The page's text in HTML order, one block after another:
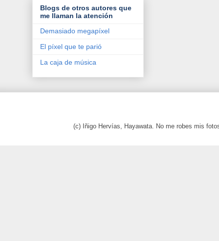
Blogs de otros autores que
me llaman la atención
Demasiado megapíxel
El píxel que te parió
La caja de música
(c) Iñigo Hervías, Hayawata. No me robes mis